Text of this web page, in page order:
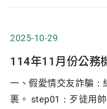
2025-10-29
114年11月份公務
一、假愛情交友詐騙：
裹。 step01：歹徒用